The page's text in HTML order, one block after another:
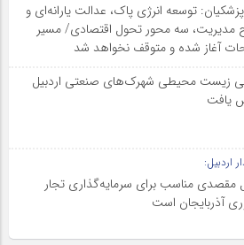
توسعه انرژی پاک، عدالت یارانه‌ای و
مدیریت، سه محور تحول اقتصادی/ مسیر
آغاز شده و متوقف نخواهد شد
زیست محیطی شهرک‌های صنعتی اردبیل
یافت
اردبیل:
مقصدی مناسب برای سرمایه‌گذاری تجار
آذربایجان است